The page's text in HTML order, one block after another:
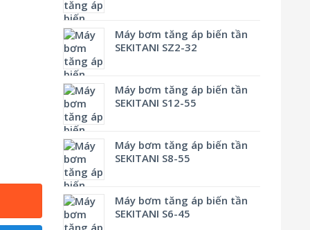
Máy bơm tăng áp biến tần
SEKITANI SZ2-32
Máy bơm tăng áp biến tần
SEKITANI S12-55
Máy bơm tăng áp biến tần
SEKITANI S8-55
Máy bơm tăng áp biến tần
SEKITANI S6-45